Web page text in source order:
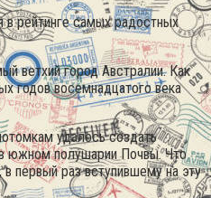
в рейтинге самых радостных
ветхий город Австралии. Как
годов восемнадцатого века
удалось создать
южном полушарии Почвы. Что
первый раз вступившему на эту